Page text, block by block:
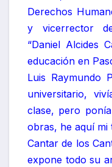
Derechos
y vicerrector
“Daniel Alcides
educación en
Luis Raymundo
universitario,
clase, pero
obras, he aquí mi
Cantar de los
expone todo su